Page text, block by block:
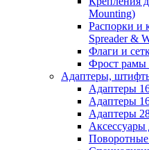
Mounting)
Распорки и
Spreader &
Флаги и
Фрост рамы
Адаптеры,
Адаптеры
Адаптеры
Адаптеры
Аксессуары
Поворотные